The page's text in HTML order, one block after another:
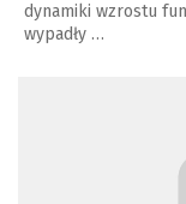
dynamiki wzrostu
wypadły …